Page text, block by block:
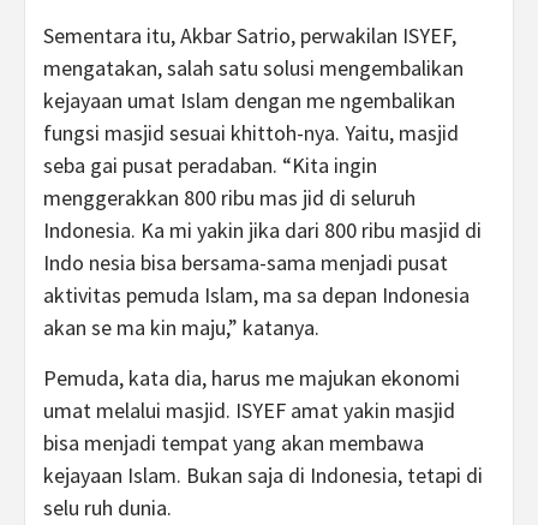
Sementara itu, Akbar Satrio, perwakilan ISYEF,
mengatakan, salah satu solusi mengembalikan
kejayaan umat Islam dengan me ngembalikan
fungsi masjid sesuai khittoh-nya. Yaitu, masjid
seba gai pusat peradaban. “Kita ingin
menggerakkan 800 ribu mas jid di seluruh
Indonesia. Ka mi yakin jika dari 800 ribu masjid di
Indo nesia bisa bersama-sama menjadi pusat
aktivitas pemuda Islam, ma sa depan Indonesia
akan se ma kin maju,” katanya.
Pemuda, kata dia, harus me majukan ekonomi
umat melalui masjid. ISYEF amat yakin masjid
bisa menjadi tempat yang akan membawa
kejayaan Islam. Bukan saja di Indonesia, tetapi di
selu ruh dunia.